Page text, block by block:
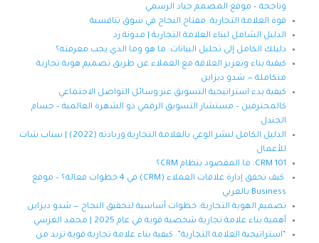
وناجحة – موقع المصمم جياد الرسمي
قوة العلامة التجارية: مفتاح النجاح في سوق تنافسية
الدليل الشامل لبناء العلامة التجارية | مدونة زد
دليلك الكامل إلى تحليل البيانات: ما هو وما الذي يجب معرفته؟
كيفية بناء وتعزيز العلاقة مع العملاء عن طريق تصميم هوية تجارية
متكاملة — شدو ديزاين
كيفية بدء استراتيجية التسويق عبر وسائل التواصل الاجتماعي
كالمحترفين – مستشار التسويق الرقمي ذو الشهرة العالمية – حسام
الجندل
الدليل الكامل لنشر الوعي بالعلامة التجارية وزيادته (2022) | سناب شات
للأعمال
CRM 101: ما المقصود بنظام CRM؟
كيف تحقق إدارة علاقات العملاء (CRM) في 4 خطوات فعالة؟ – موقع
Business بالعربي
تصميم الهوية التجارية: خطوات أساسية لتحقيق النجاح — شدو ديزاين
أهمية بناء علامة تجارية شخصية قوية في عام 2025 | محمد الغرسي
“استراتيجية العلامة التجارية”: كيفية بناء علامة تجارية قوية تزيد من